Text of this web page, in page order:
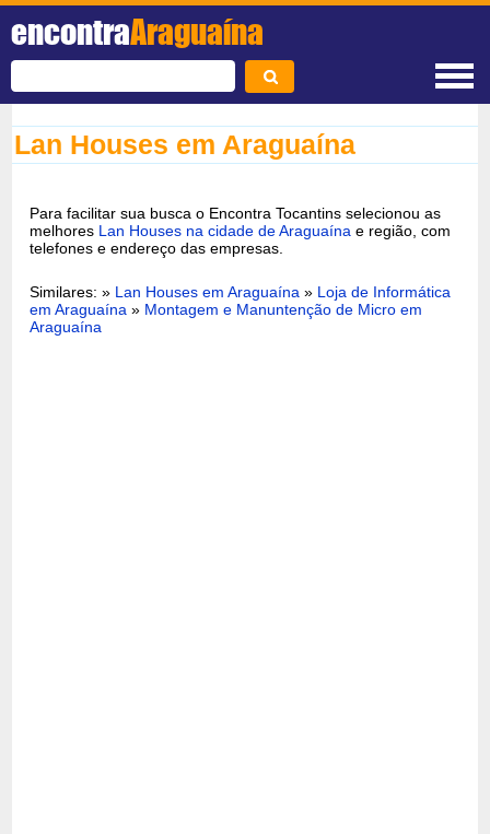
encontraAraguaína
Lan Houses em Araguaína
Para facilitar sua busca o Encontra Tocantins selecionou as
melhores Lan Houses na cidade de Araguaína e região, com
telefones e endereço das empresas.
Similares: » Lan Houses em Araguaína » Loja de Informática
em Araguaína » Montagem e Manuntenção de Micro em
Araguaína